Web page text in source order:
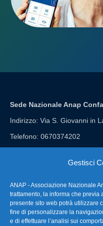
Gestisci
ANAP - Associazione Nazionale
trattamento, la informa che previa
presente sito web potrà utilizzare
fine di personalizzare la
e di effettuare l’analisi sui
Sede Nazionale Anap
Indirizzo: Via S. Giovanni in
Telefono: 0670374202
FAQ – Domande
La nostra